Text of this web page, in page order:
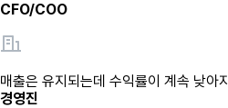
CFO/COO
매출은 유지되는데 수익률이 계속 낮아
경영진